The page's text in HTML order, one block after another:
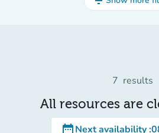
7 results
All resources are
date_rangeNext availability: